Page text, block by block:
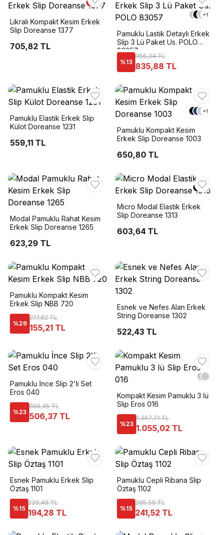
Likralı Kompakt Kesim Erkek
Slip Doreanse 1377
705,82 TL
+1
Pamuklu Lastik Detaylı Erkek
Slip 3 Lü Paket Us. POLO
83057
%13
956,34 TL
835,88 TL
Pamuklu Elastik Erkek Slip
Külot Doreanse 1231
559,11 TL
+1
Pamuklu Kompakt Kesim
Erkek Slip Doreanse 1003
650,80 TL
Modal Pamuklu Rahat Kesim
Erkek Slip Doreanse 1265
623,29 TL
Micro Modal Elastik Erkek
Slip Doreanse 1313
603,64 TL
Pamuklu Kompakt Kesim
Erkek Slip NBB 720
%29
217,82 TL
155,21 TL
Esnek ve Nefes Alan Erkek
String Doreanse 1302
522,43 TL
Pamuklu İnce Slip 2'li Set
Eros 040
%23
656,45 TL
506,37 TL
Kompakt Kesim Pamuklu 3 lü
Slip Eros 016
%23
1.367,71 TL
1.055,02 TL
Esnek Pamuklu Erkek Slip
Öztaş 1101
%15
229,48 TL
194,28 TL
Pamuklu Cepli Ribana Slip
Öztaş 1102
%15
285,30 TL
241,52 TL